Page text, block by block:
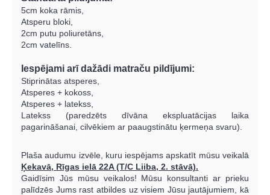
5cm koka rāmis,
Atsperu bloki,
2cm putu poliuretāns,
2cm vatelīns.
Iespējami arī dažādi matraču pildījumi:
Stiprinātas atsperes,
Atsperes + kokoss,
Atsperes + latekss,
Latekss (paredzēts dīvāna ekspluatācijas laika
pagarināšanai, cilvēkiem ar paaugstinātu ķermeņa svaru).
Plaša audumu izvēle, kuru iespējams apskatīt mūsu veikalā
Ķekavā, Rīgas ielā 22A (T/C Liiba, 2. stāvā).
Gaidīsim Jūs mūsu veikalos! Mūsu konsultanti ar prieku
palīdzēs Jums rast atbildes uz visiem Jūsu jautājumiem, kā